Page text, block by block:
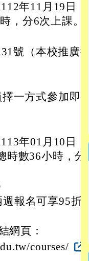
年11月19日
，分6次上課。
號（本校推廣教
一方式參加即
年01月10日
時數36小時，分1
報名可享95折優
網頁：
courses/